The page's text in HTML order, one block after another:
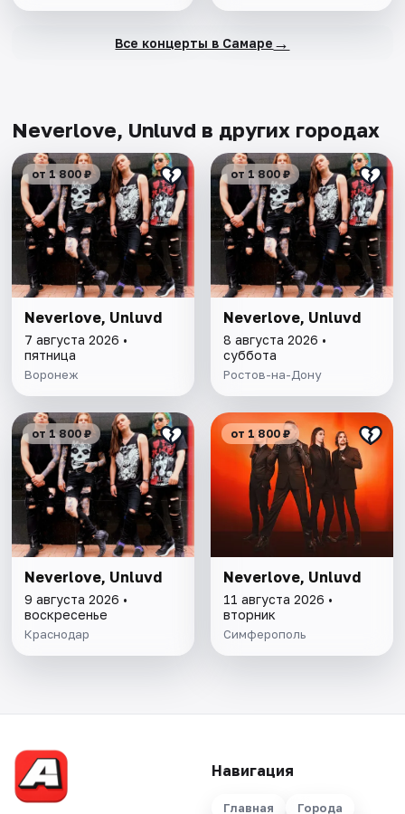
Все концерты в Самаре →
Neverlove, Unluvd в других городах
от 1 800 ₽
Neverlove, Unluvd
7 августа 2026 •
пятница
Воронеж
от 1 800 ₽
Neverlove, Unluvd
8 августа 2026 •
суббота
Ростов-на-Дону
от 1 800 ₽
Neverlove, Unluvd
9 августа 2026 •
воскресенье
Краснодар
от 1 800 ₽
Neverlove, Unluvd
11 августа 2026 •
вторник
Симферополь
Навигация
Главная Города